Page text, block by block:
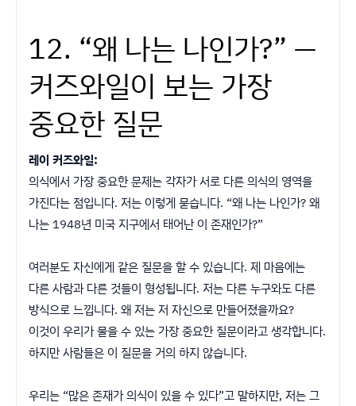
12. “왜 나는 나인가?” —
커즈와일이 보는 가장
중요한 질문
레이 커즈와일:
의식에서 가장 중요한 문제는 각자가 서로 다른 의식의 영역을
가진다는 점입니다. 저는 이렇게 묻습니다. “왜 나는 나인가? 왜
나는 1948년 미국 지구에서 태어난 이 존재인가?”
여러분도 자신에게 같은 질문을 할 수 있습니다. 제 마음에는
다른 사람과 다른 것들이 형성됩니다. 저는 다른 누구와도 다른
방식으로 느낍니다. 왜 저는 저 자신으로 만들어졌을까요?
이것이 우리가 물을 수 있는 가장 중요한 질문이라고 생각합니다.
하지만 사람들은 이 질문을 거의 하지 않습니다.
우리는 “많은 존재가 의식이 있을 수 있다”고 말하지만, 저는 그